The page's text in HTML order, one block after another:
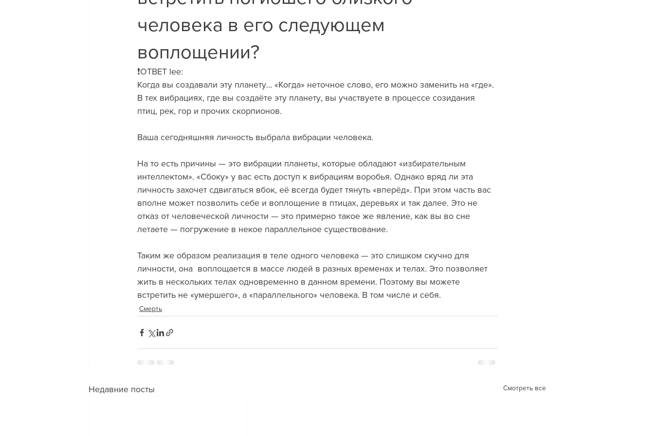
человека в его следующем
воплощении?
❗️ОТВЕТ lee:
Когда вы создавали эту планету… «Когда» неточное слово, его можно заменить на «где».
В тех вибрациях, где вы создаёте эту планету, вы участвуете в процессе созидания
птиц, рек, гор и прочих скорпионов.
Ваша сегодняшняя личность выбрала вибрации человека.
На то есть причины — это вибрации планеты, которые обладают «избирательным
интеллектом». «Сбоку» у вас есть доступ к вибрациям воробья. Однако вряд ли эта
личность захочет сдвигаться вбок, её всегда будет тянуть «вперёд». При этом часть вас
вполне может позволить себе и воплощение в птицах, деревьях и так далее. Это не
отказ от человеческой личности — это примерно такое же явление, как вы во сне
летаете — погружение в некое параллельное существование.
Таким же образом реализация в теле одного человека — это слишком скучно для
личности, она  воплощается в массе людей в разных временах и телах. Это позволяет
жить в нескольких телах одновременно в данном времени. Поэтому вы можете
встретить не «умершего», а «параллельного» человека. В том числе и себя.
Смерть
Недавние посты Смотреть все